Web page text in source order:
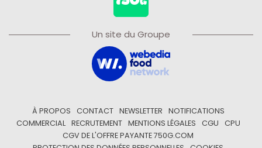
Un site du Groupe
À PROPOS CONTACT NEWSLETTER
NOTIFICATIONS
COMMERCIAL
RECRUTEMENT MENTIONS LÉGALES CGU
CPU
CGV DE L'OFFRE PAYANTE 750G.COM